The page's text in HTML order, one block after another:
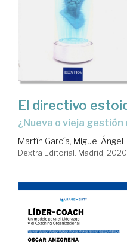
El directivo
¿nueva o vieja
Martín García, Miguel Ángel
Dextra Editorial. Madrid, 2020